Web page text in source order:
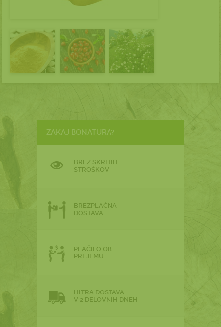
ZAKAJ BONATURA?
BREZ SKRITIH
STROŠKOV
BREZPLAČNA
DOSTAVA
PLAČILO OB
PREJEMU
HITRA DOSTAVA
V 2 DELOVNIH DNEH